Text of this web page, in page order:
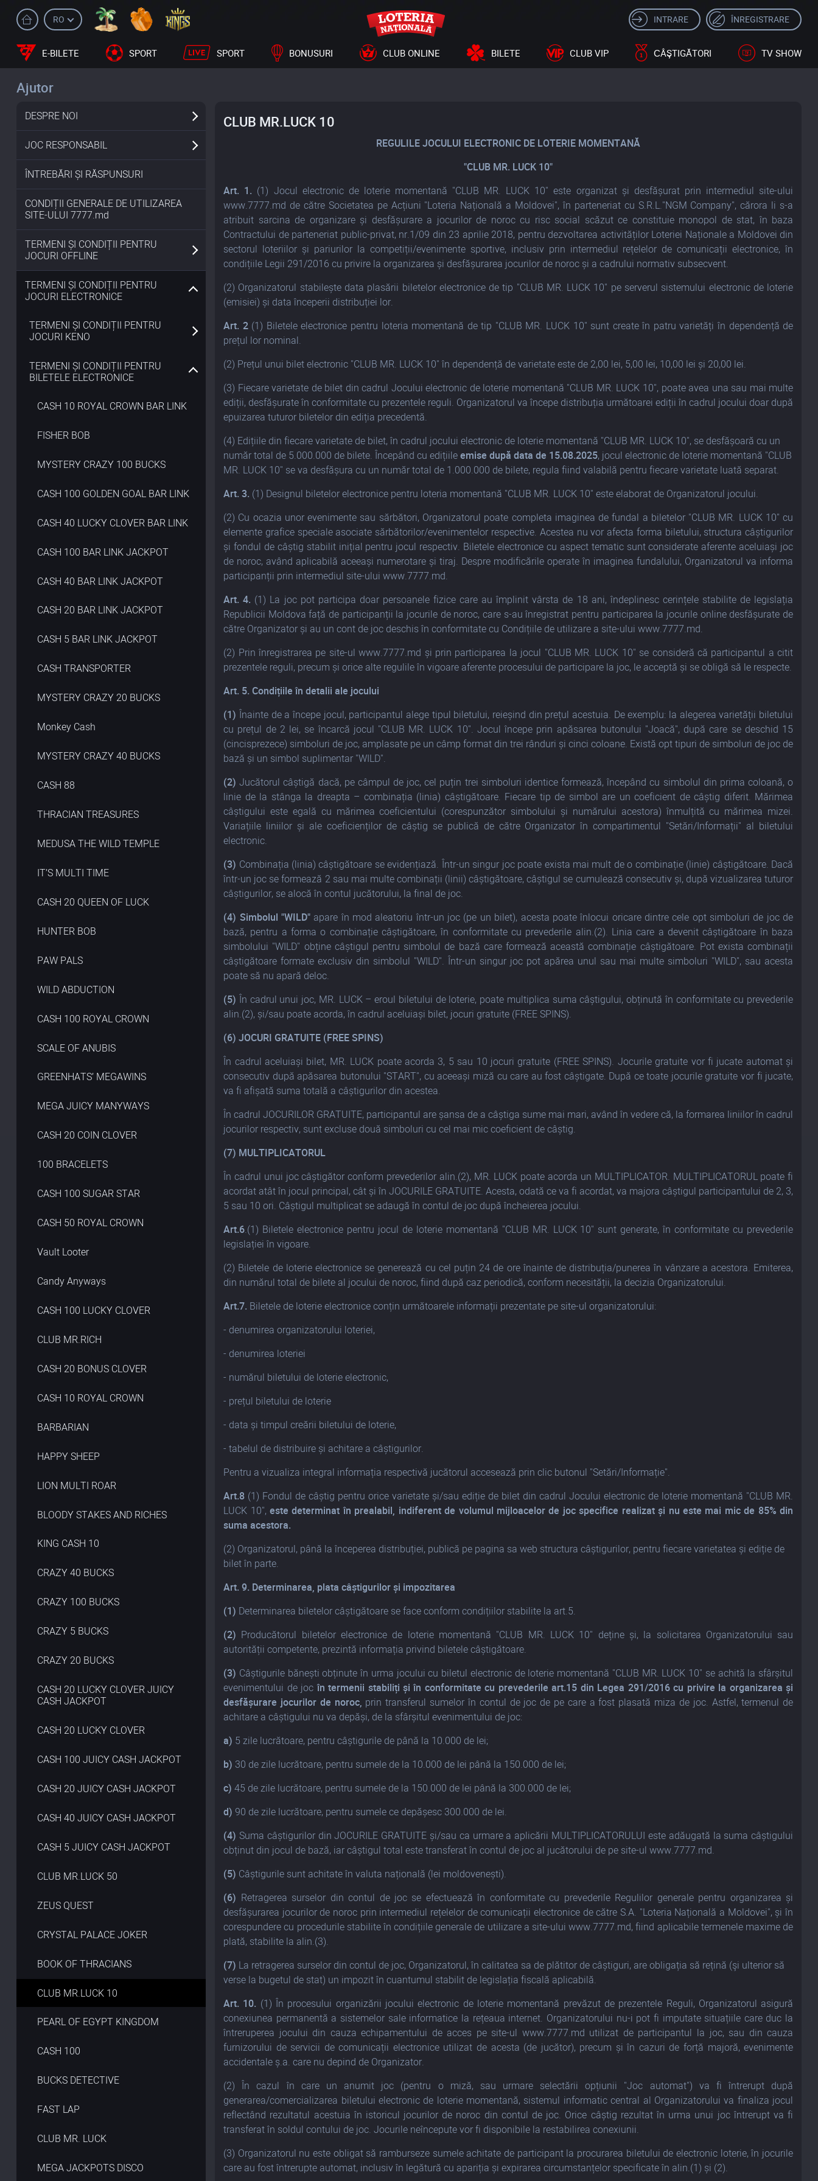
RO INTRARE ÎNREGISTRARE
E-BILETE SPORT SPORT BONUSURI CLUB ONLINE BILETE CLUB VIP СÂŞTIGĂTORI TV SHOW
Ajutor
DESPRE NOI
JOC RESPONSABIL
ÎNTREBĂRI ȘI RĂSPUNSURI
CONDIȚII GENERALE DE UTILIZAREA
SITE-ULUI 7777.md
TERMENI ȘI CONDIȚII PENTRU
JOCURI OFFLINE
TERMENI ȘI CONDIȚII PENTRU
JOCURI ELECTRONICE
TERMENI ȘI CONDIȚII PENTRU
JOCURI KENO
TERMENI ȘI CONDIȚII PENTRU
BILETELE ELECTRONICE
CASH 10 ROYAL CROWN BAR LINK
FISHER BOB
MYSTERY CRAZY 100 BUCKS
CASH 100 GOLDEN GOAL BAR LINK
CASH 40 LUCKY CLOVER BAR LINK
CASH 100 BAR LINK JACKPOT
CASH 40 BAR LINK JACKPOT
CASH 20 BAR LINK JACKPOT
CASH 5 BAR LINK JACKPOT
CASH TRANSPORTER
MYSTERY CRAZY 20 BUCKS
Monkey Cash
MYSTERY CRAZY 40 BUCKS
CASH 88
THRACIAN TREASURES
MEDUSA THE WILD TEMPLE
IT’S MULTI TIME
CASH 20 QUEEN OF LUCK
HUNTER BOB
PAW PALS
WILD ABDUCTION
CASH 100 ROYAL CROWN
SCALE OF ANUBIS
GREENHATS’ MEGAWINS
MEGA JUICY MANYWAYS
CASH 20 COIN CLOVER
100 BRACELETS
CASH 100 SUGAR STAR
CASH 50 ROYAL CROWN
Vault Looter
Candy Anyways
CASH 100 LUCKY CLOVER
CLUB MR.RICH
CASH 20 BONUS CLOVER
CASH 10 ROYAL CROWN
BARBARIAN
HAPPY SHEEP
LION MULTI ROAR
BLOODY STAKES AND RICHES
KING CASH 10
CRAZY 40 BUCKS
CRAZY 100 BUCKS
CRAZY 5 BUCKS
CRAZY 20 BUCKS
CASH 20 LUCKY CLOVER JUICY
CASH JACKPOT
CASH 20 LUCKY CLOVER
CASH 100 JUICY CASH JACKPOT
CASH 20 JUICY CASH JACKPOT
CASH 40 JUICY CASH JACKPOT
CASH 5 JUICY CASH JACKPOT
CLUB MR.LUCK 50
ZEUS QUEST
CRYSTAL PALACE JOKER
BOOK OF THRACIANS
CLUB MR.LUCK 10
PEARL OF EGYPT KINGDOM
CASH 100
BUCKS DETECTIVE
FAST LAP
CLUB MR. LUCK
MEGA JACKPOTS DISCO
CLUB MR.LUCK 10
REGULILE JOCULUI ELECTRONIC DE LOTERIE MOMENTANĂ
"CLUB MR. LUCK 10"
Art. 1. (1) Jocul electronic de loterie momentană "CLUB MR. LUCK 10" este organizat și desfășurat prin intermediul site-ului
www.7777.md de către Societatea pe Acțiuni "Loteria Națională a Moldovei", în parteneriat cu S.R.L."NGM Company", cărora li s-a
atribuit sarcina de organizare și desfășurare a jocurilor de noroc cu risc social scăzut ce constituie monopol de stat, în baza
Contractului de parteneriat public-privat, nr.1/09 din 23 aprilie 2018, pentru dezvoltarea activităților Loteriei Naționale a Moldovei din
sectorul loteriilor și pariurilor la competiții/evenimente sportive, inclusiv prin intermediul rețelelor de comunicații electronice, în
condițiile Legii 291/2016 cu privire la organizarea și desfășurarea jocurilor de noroc și a cadrului normativ subsecvent.
(2) Organizatorul stabilește data plasării biletelor electronice de tip "CLUB MR. LUCK 10" pe serverul sistemului electronic de loterie
(emisiei) și data începerii distribuției lor.
Art. 2(1) Biletele electronice pentru loteria momentană de tip "CLUB MR. LUCK 10" sunt create în patru varietăți în dependență de
prețul lor nominal.
(2) Prețul unui bilet electronic "CLUB MR. LUCK 10" în dependență de varietate este de 2,00 lei, 5,00 lei, 10,00 lei și 20,00 lei.
(3) Fiecare varietate de bilet din cadrul Jocului electronic de loterie momentană "CLUB MR. LUCK 10", poate avea una sau mai multe
ediții, desfășurate în conformitate cu prezentele reguli. Organizatorul va începe distribuția următoarei ediții în cadrul jocului doar după
epuizarea tuturor biletelor din ediția precedentă.
(4) Edițiile din fiecare varietate de bilet, în cadrul jocului electronic de loterie momentană "CLUB MR. LUCK 10", se desfășoară cu un
număr total de 5.000.000 de bilete. Începând cu edițiileemise după data de 15.08.2025, jocul electronic de loterie momentană "CLUB
MR. LUCK 10" se va desfășura cu un număr total de 1.000.000 de bilete, regula fiind valabilă pentru fiecare varietate luată separat.
Art. 3. (1) Designul biletelor electronice pentru loteria momentană "CLUB MR. LUCK 10" este elaborat de Organizatorul jocului.
(2) Cu ocazia unor evenimente sau sărbători, Organizatorul poate completa imaginea de fundal a biletelor "CLUB MR. LUCK 10" cu
elemente grafice speciale asociate sărbătorilor/evenimentelor respective. Acestea nu vor afecta forma biletului, structura câștigurilor
și fondul de câștig stabilit inițial pentru jocul respectiv. Biletele electronice cu aspect tematic sunt considerate aferente aceluiași joc
de noroc, având aplicabilă aceeași numerotare și tiraj. Despre modificările operate în imaginea fundalului, Organizatorul va informa
participanții prin intermediul site-ului www.7777.md.
Art. 4. (1) La joc pot participa doar persoanele fizice care au împlinit vârsta de 18 ani, îndeplinesc cerințele stabilite de legislația
Republicii Moldova față de participanții la jocurile de noroc, care s-au înregistrat pentru participarea la jocurile online desfășurate de
către Organizator și au un cont de joc deschis în conformitate cu Condițiile de utilizare a site-ului www.7777.md.
(2) Prin înregistrarea pe site-ul www.7777.md și prin participarea la jocul "CLUB MR. LUCK 10" se consideră că participantul a citit
prezentele reguli, precum și orice alte regulile în vigoare aferente procesului de participare la joc, le acceptă și se obligă să le respecte.
Art. 5. Condițiile în detalii ale jocului
(1) Înainte de a începe jocul, participantul alege tipul biletului, reieșind din prețul acestuia. De exemplu: la alegerea varietății biletului
cu prețul de 2 lei, se încarcă jocul "CLUB MR. LUCK 10". Jocul începe prin apăsarea butonului "Joacă", după care se deschid 15
(cincisprezece) simboluri de joc, amplasate pe un câmp format din trei rânduri și cinci coloane. Există opt tipuri de simboluri de joc de
bază și un simbol suplimentar "WILD".
(2) Jucătorul câștigă dacă, pe câmpul de joc, cel puțin trei simboluri identice formează, începând cu simbolul din prima coloană, o
linie de la stânga la dreapta – combinația (linia) câștigătoare. Fiecare tip de simbol are un coeficient de câștig diferit. Mărimea
câștigului este egală cu mărimea coeficientului (corespunzător simbolului și numărului acestora) înmulțită cu mărimea mizei.
Variațiile liniilor și ale coeficienților de câștig se publică de către Organizator în compartimentul "Setări/Informații" al biletului
electronic.
(3) Combinația (linia) câștigătoare se evidențiază. Într-un singur joc poate exista mai mult de o combinație (linie) câștigătoare. Dacă
într-un joc se formează 2 sau mai multe combinații (linii) câștigătoare, câștigul se cumulează consecutiv și, după vizualizarea tuturor
câștigurilor, se alocă în contul jucătorului, la final de joc.
(4) Simbolul "WILD"apare în mod aleatoriu într-un joc (pe un bilet), acesta poate înlocui oricare dintre cele opt simboluri de joc de
bază, pentru a forma o combinație câștigătoare, în conformitate cu prevederile alin.(2). Linia care a devenit câștigătoare în baza
simbolului "WILD" obține câștigul pentru simbolul de bază care formează această combinație câștigătoare. Pot exista combinații
câștigătoare formate exclusiv din simbolul "WILD". Într-un singur joc pot apărea unul sau mai multe simboluri "WILD", sau acesta
poate să nu apară deloc.
(5) În cadrul unui joc, MR. LUCK – eroul biletului de loterie, poate multiplica suma câștigului, obținută în conformitate cu prevederile
alin.(2), și/sau poate acorda, în cadrul aceluiași bilet, jocuri gratuite (FREE SPINS).
(6) JOCURI GRATUITE (FREE SPINS)
În cadrul aceluiași bilet, MR. LUCK poate acorda 3, 5 sau 10 jocuri gratuite (FREE SPINS). Jocurile gratuite vor fi jucate automat și
consecutiv după apăsarea butonului "START", cu aceeași miză cu care au fost câștigate. După ce toate jocurile gratuite vor fi jucate,
va fi afișată suma totală a câștigurilor din acestea.
În cadrul JOCURILOR GRATUITE, participantul are șansa de a câștiga sume mai mari, având în vedere că, la formarea liniilor în cadrul
jocurilor respectiv, sunt excluse două simboluri cu cel mai mic coeficient de câștig.
(7) MULTIPLICATORUL
În cadrul unui joc câștigător conform prevederilor alin.(2), MR. LUCK poate acorda un MULTIPLICATOR. MULTIPLICATORUL poate fi
acordat atât în jocul principal, cât și în JOCURILE GRATUITE. Acesta, odată ce va fi acordat, va majora câștigul participantului de 2, 3,
5 sau 10 ori. Câștigul multiplicat se adaugă în contul de joc după încheierea jocului.
Art.6.(1) Biletele electronice pentru jocul de loterie momentană "CLUB MR. LUCK 10" sunt generate, în conformitate cu prevederile
legislației în vigoare.
(2) Biletele de loterie electronice se generează cu cel puțin 24 de ore înainte de distribuția/punerea în vânzare a acestora. Emiterea,
din numărul total de bilete al jocului de noroc, fiind după caz periodică, conform necesității, la decizia Organizatorului.
Art.7. Biletele de loterie electronice conțin următoarele informații prezentate pe site-ul organizatorului:
- denumirea organizatorului loteriei,
- denumirea loteriei
- numărul biletului de loterie electronic,
- prețul biletului de loterie
- data și timpul creării biletului de loterie,
- tabelul de distribuire și achitare a câștigurilor.
Pentru a vizualiza integral informația respectivă jucătorul accesează prin clic butonul "Setări/Informație".
Art.8 (1) Fondul de câștig pentru orice varietate și/sau ediție de bilet din cadrul Jocului electronic de loterie momentană "CLUB MR.
LUCK 10",este determinat în prealabil, indiferent de volumul mijloacelor de joc specifice realizat și nu este mai mic de 85% din
suma acestora.
(2) Organizatorul, până la începerea distribuției, publică pe pagina sa web structura câștigurilor, pentru fiecare varietatea și ediție de
bilet în parte.
Art. 9. Determinarea, plata câștigurilor și impozitarea
(1) Determinarea biletelor câștigătoare se face conform condițiilor stabilite la art.5.
(2) Producătorul biletelor electronice de loterie momentană "CLUB MR. LUCK 10" deține și, la solicitarea Organizatorului sau
autorității competente, prezintă informația privind biletele câștigătoare.
(3) Câștigurile bănești obținute în urma jocului cu biletul electronic de loterie momentană "CLUB MR. LUCK 10" se achită la sfârșitul
evenimentului de joc în termenii stabiliți șiîn conformitate cu prevederile art.15 din Legea 291/2016 cu privire la organizarea și
desfășurare jocurilor de noroc, prin transferul sumelor în contul de joc de pe care a fost plasată miza de joc. Astfel, termenul de
achitare a câștigului nu va depăși, de la sfârșitul evenimentului de joc:
a) 5 zile lucrătoare, pentru câștigurile de până la 10.000 de lei;
b) 30 de zile lucrătoare, pentru sumele de la 10.000 de lei până la 150.000 de lei;
c) 45 de zile lucrătoare, pentru sumele de la 150.000 de lei până la 300.000 de lei;
d) 90 de zile lucrătoare, pentru sumele ce depășesc 300.000 de lei.
(4) Suma câștigurilor din JOCURILE GRATUITE și/sau ca urmare a aplicării MULTIPLICATORULUI este adăugată la suma câștigului
obținut din jocul de bază, iar câștigul total este transferat în contul de joc al jucătorului de pe site-ul www.7777.md.
(5) Câștigurile sunt achitate în valuta națională (lei moldovenești).
(6) Retragerea surselor din contul de joc se efectuează în conformitate cu prevederile Regulilor generale pentru organizarea și
desfășurarea jocurilor de noroc prin intermediul rețelelor de comunicații electronice de către S.A. "Loteria Națională a Moldovei", și în
corespundere cu procedurile stabilite în condițiile generale de utilizare a site-ului www.7777.md, fiind aplicabile termenele maxime de
plată, stabilite la alin.(3).
(7) La retragerea surselor din contul de joc, Organizatorul, în calitatea sa de plătitor de câștiguri, are obligația să rețină (şi ulterior să
verse la bugetul de stat) un impozit în cuantumul stabilit de legislația fiscală aplicabilă.
Art. 10. (1) În procesului organizării jocului electronic de loterie momentană prevăzut de prezentele Reguli, Organizatorul asigură
conexiunea permanentă a sistemelor sale informatice la rețeaua internet. Organizatorului nu-i pot fi imputate situațiile care duc la
întreruperea jocului din cauza echipamentului de acces pe site-ul www.7777.md utilizat de participantul la joc, sau din cauza
furnizorului de servicii de comunicații electronice utilizat de acesta (de jucător), precum și în cazuri de forță majoră, evenimente
accidentale ș.a. care nu depind de Organizator.
(2) În cazul în care un anumit joc (pentru o miză, sau urmare selectării opțiunii "Joc automat") va fi întrerupt după
generarea/comercializarea biletului electronic de loterie momentană, sistemul informatic central al Organizatorului va finaliza jocul
reflectând rezultatul acestuia în istoricul jocurilor de noroc din contul de joc. Orice câștig rezultat în urma unui joc întrerupt va fi
transferat în soldul contului de joc. Jocurile neîncepute vor fi disponibile la restabilirea conexiunii.
(3) Organizatorul nu este obligat să ramburseze sumele achitate de participant la procurarea biletului de electronic loterie, în jocurile
care au fost întrerupte automat, inclusiv în legătură cu apariția și expirarea circumstanțelor specificate în alin.(1) și (2).